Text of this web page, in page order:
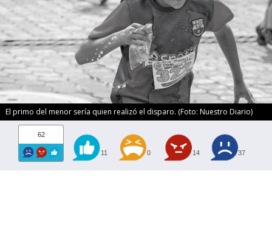
El primo del menor sería quien realizó el disparo. (Foto: Nuestro Diario)
62
11 0 14 37